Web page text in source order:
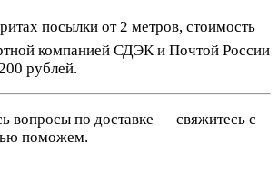
посылки от 2 метров, стоимость
компанией СДЭК и Почтой России
рублей.
вопросы по доставке — свяжитесь с
поможем.